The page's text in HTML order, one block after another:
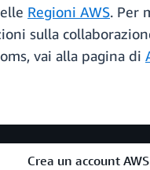
Regioni AWS. Per
sulla
vai alla pagina di
Crea un account AWS